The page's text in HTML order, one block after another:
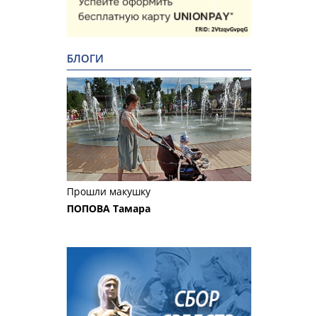
БЛОГИ
Прошли макушку
ПОПОВА Тамара